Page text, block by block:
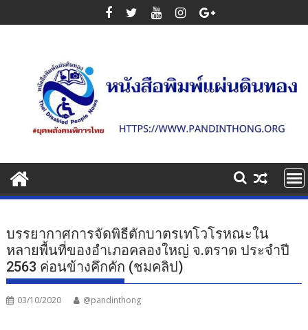
to
บรรยากาศการจัดพิธีตักบาตรเทโวโรหณะใน
หลายพื้นที่ของอําเภอคลองใหญ่ จ.ตราด ประจำปี
2563 ค่อนข้างคึกคัก (ชมคลิป)
03/10/2020 @pandinthong